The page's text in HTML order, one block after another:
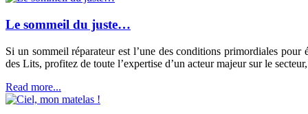
Le sommeil du juste…
Si un sommeil réparateur est l’une des conditions primordiales
des Lits, profitez de toute l’expertise d’un acteur majeur sur le
Read more...